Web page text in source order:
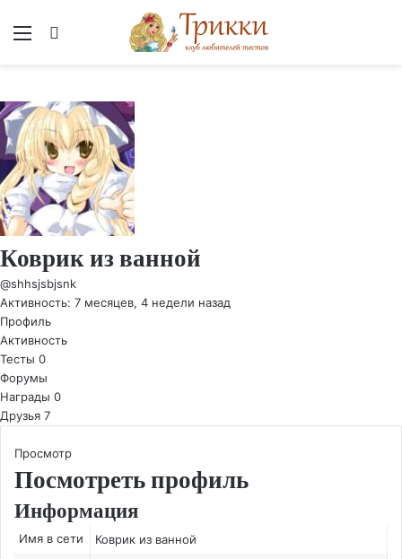
Меню
Коврик из ванной
@shhsjsbjsnk
Активность: 7 месяцев, 4 недели назад
Профиль
Активность
Тесты 0
Форумы
Награды 0
Друзья 7
Просмотр
Посмотреть профиль
Информация
Имя в сети
Коврик из ванной